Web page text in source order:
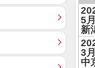
5
新
3
中